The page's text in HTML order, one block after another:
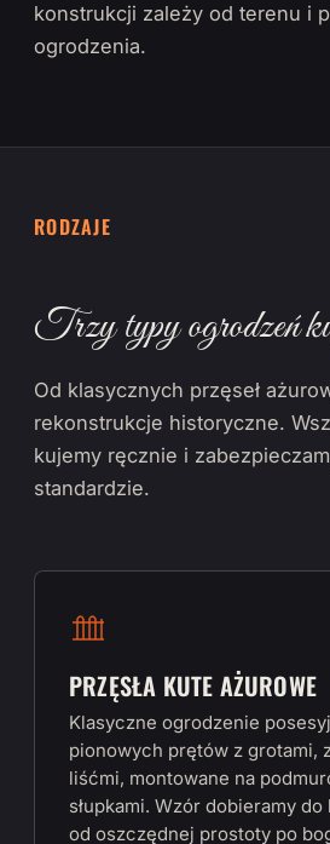
konstrukcji zależy od terenu i
ogrodzenia.
RODZAJE
Trzy typy ogrodzeń
Od klasycznych przęseł
rekonstrukcje historyczne.
kujemy ręcznie i
standardzie.
PRZĘSŁA KUTE AŻUROWE
Klasyczne ogrodzenie
pionowych prętów z grotami,
liśćmi, montowane na
słupkami. Wzór dobieramy
od oszczędnej prostoty po